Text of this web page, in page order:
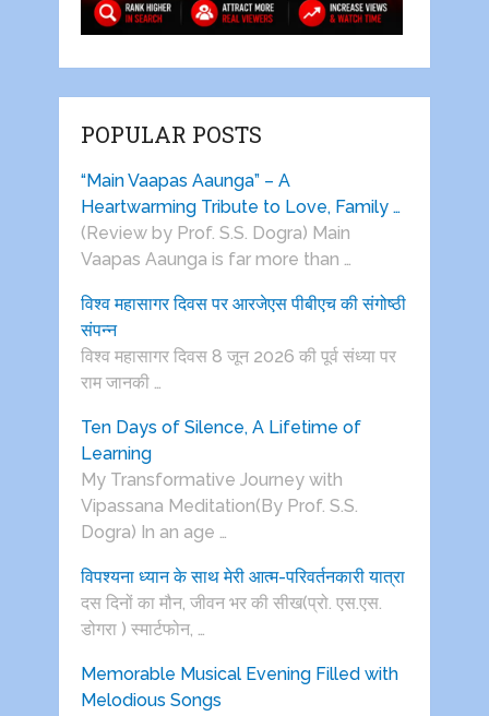
POPULAR POSTS
“Main Vaapas Aaunga” – A
Heartwarming Tribute to Love, Family …
(Review by Prof. S.S. Dogra) Main
Vaapas Aaunga is far more than …
विश्व महासागर दिवस पर आरजेएस पीबीएच की संगोष्ठी
संपन्न
विश्व महासागर दिवस 8 जून 2026 की पूर्व संध्या पर
राम जानकी …
Ten Days of Silence, A Lifetime of
Learning
My Transformative Journey with
Vipassana Meditation(By Prof. S.S.
Dogra) In an age …
विपश्यना ध्यान के साथ मेरी आत्म-परिवर्तनकारी यात्रा
दस दिनों का मौन, जीवन भर की सीख(प्रो. एस.एस.
डोगरा ) स्मार्टफोन, …
Memorable Musical Evening Filled with
Melodious Songs